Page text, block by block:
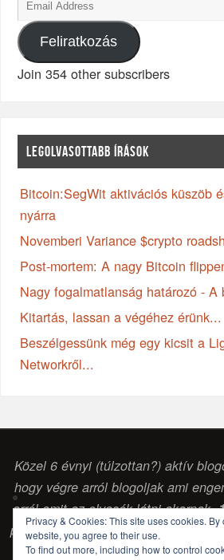
Feliratkozás
Join 354 other subscribers
LEGOLVASOTTABB ÍRÁSOK
Bitcoin:SegWit aktivációs küszöb
nyárra
Novemberi Variance $crypto
Post-mortem: A nagy Bitcoin
Nagy fogalmatlanság határozó - A
Kitartás, lassan a végéhez érünk...
Beszélgessünk még egy kicsit a
Networkről...
Közel 6 évnyi (túlzottan?) aktív
hogy végre arról blogoljak ami
arról amit az olvasók látni akarnak.
pénzintézettől vagy egyéb
gondolkodású (sokszor laikus, de
Privacy & Cookies: This site uses cookies.
website, you agree to their use.
To find out more, including how to control